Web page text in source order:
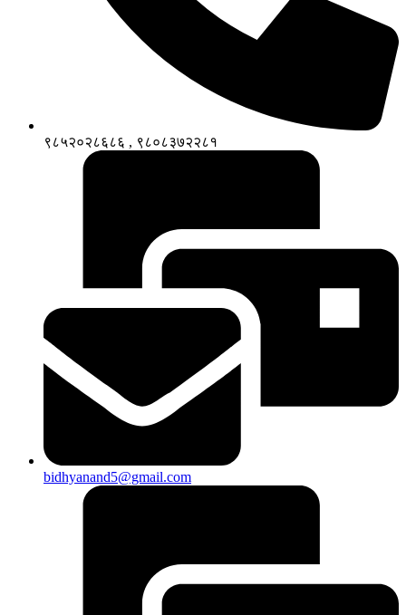
९८५२०२८६८६ , ९८०८३७२२८१
bidhyanand5@gmail.com